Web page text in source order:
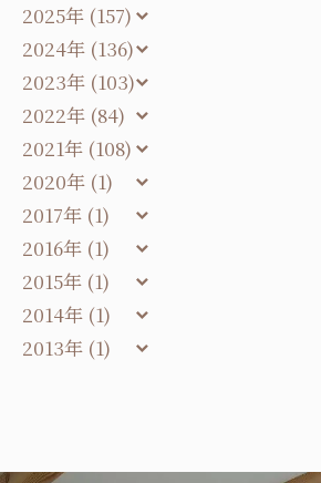
2025年 (157)
2024年 (136)
2023年 (103)
2022年 (84)
2021年 (108)
2020年 (1)
2017年 (1)
2016年 (1)
2015年 (1)
2014年 (1)
2013年 (1)